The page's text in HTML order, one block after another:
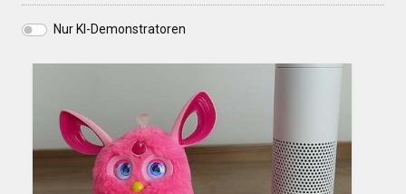
Nur KI-Demonstratoren